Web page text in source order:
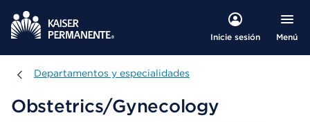
Inicie sesión Menú
Departamentos y especialidades
Departamentos y especialidades
Obstetrics/Gynecology